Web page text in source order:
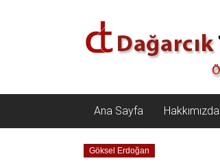
Dağarcık
Türkiye
Türkiye
Cumhuriyeti…
Ana Sayfa Hakkımızda
Göksel Erdoğan